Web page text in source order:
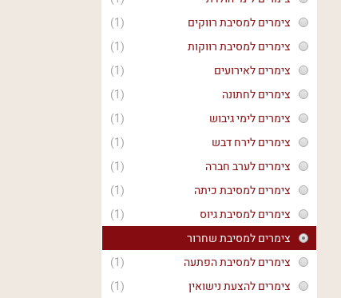
(1)
צימרים למסיבת רווקים
(1)
צימרים למסיבת רווקות
(1)
צימרים לאירועים
(1)
צימרים לחתונה
(1)
צימרים לימי גיבוש
(1)
צימרים לירח דבש
(1)
צימרים לערב חברה
(1)
צימרים למסיבת כיתה
(1)
צימרים למסיבת גיוס
צימרים למסיבת שחרור
(1)
צימרים למסיבת הפתעה
(1)
צימרים להצעת נישואין